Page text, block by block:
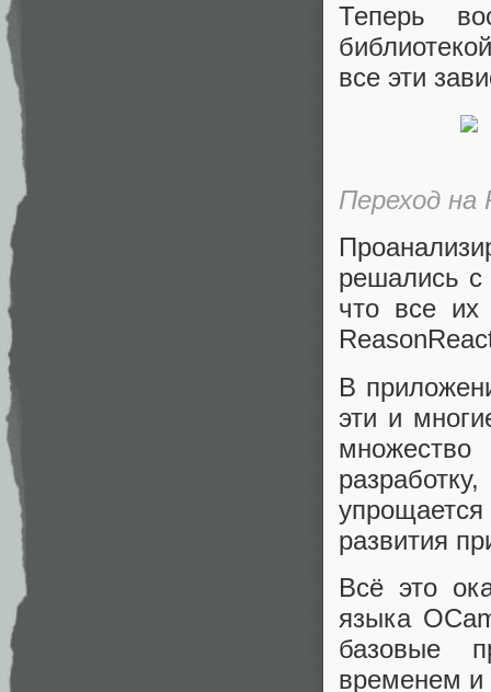
Теперь
все эти
Переход на
решались
что все
В
эти и
развития
Всё это
языка
базовые
временем и